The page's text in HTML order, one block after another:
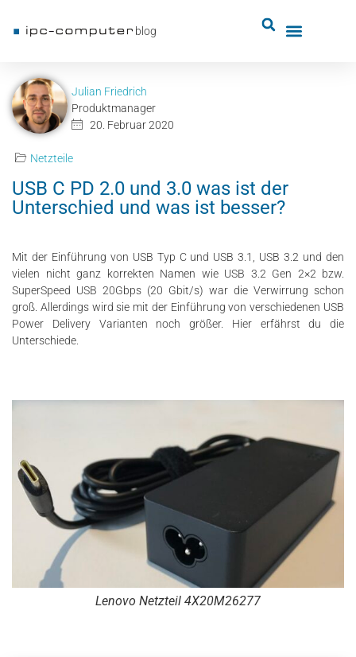
blog
Julian Friedrich
Produktmanager
20. Februar 2020
Netzteile
USB C PD 2.0 und 3.0 was ist der
Unterschied und was ist besser?
Mit der Einführung von USB Typ C und USB 3.1, USB 3.2 und den
vielen nicht ganz korrekten Namen wie USB 3.2 Gen 2×2 bzw.
SuperSpeed USB 20Gbps (20 Gbit/s) war die Verwirrung schon
groß. Allerdings wird sie mit der Einführung von verschiedenen USB
Power Delivery Varianten noch größer. Hier erfährst du die
Unterschiede.
Lenovo Netzteil 4X20M26277